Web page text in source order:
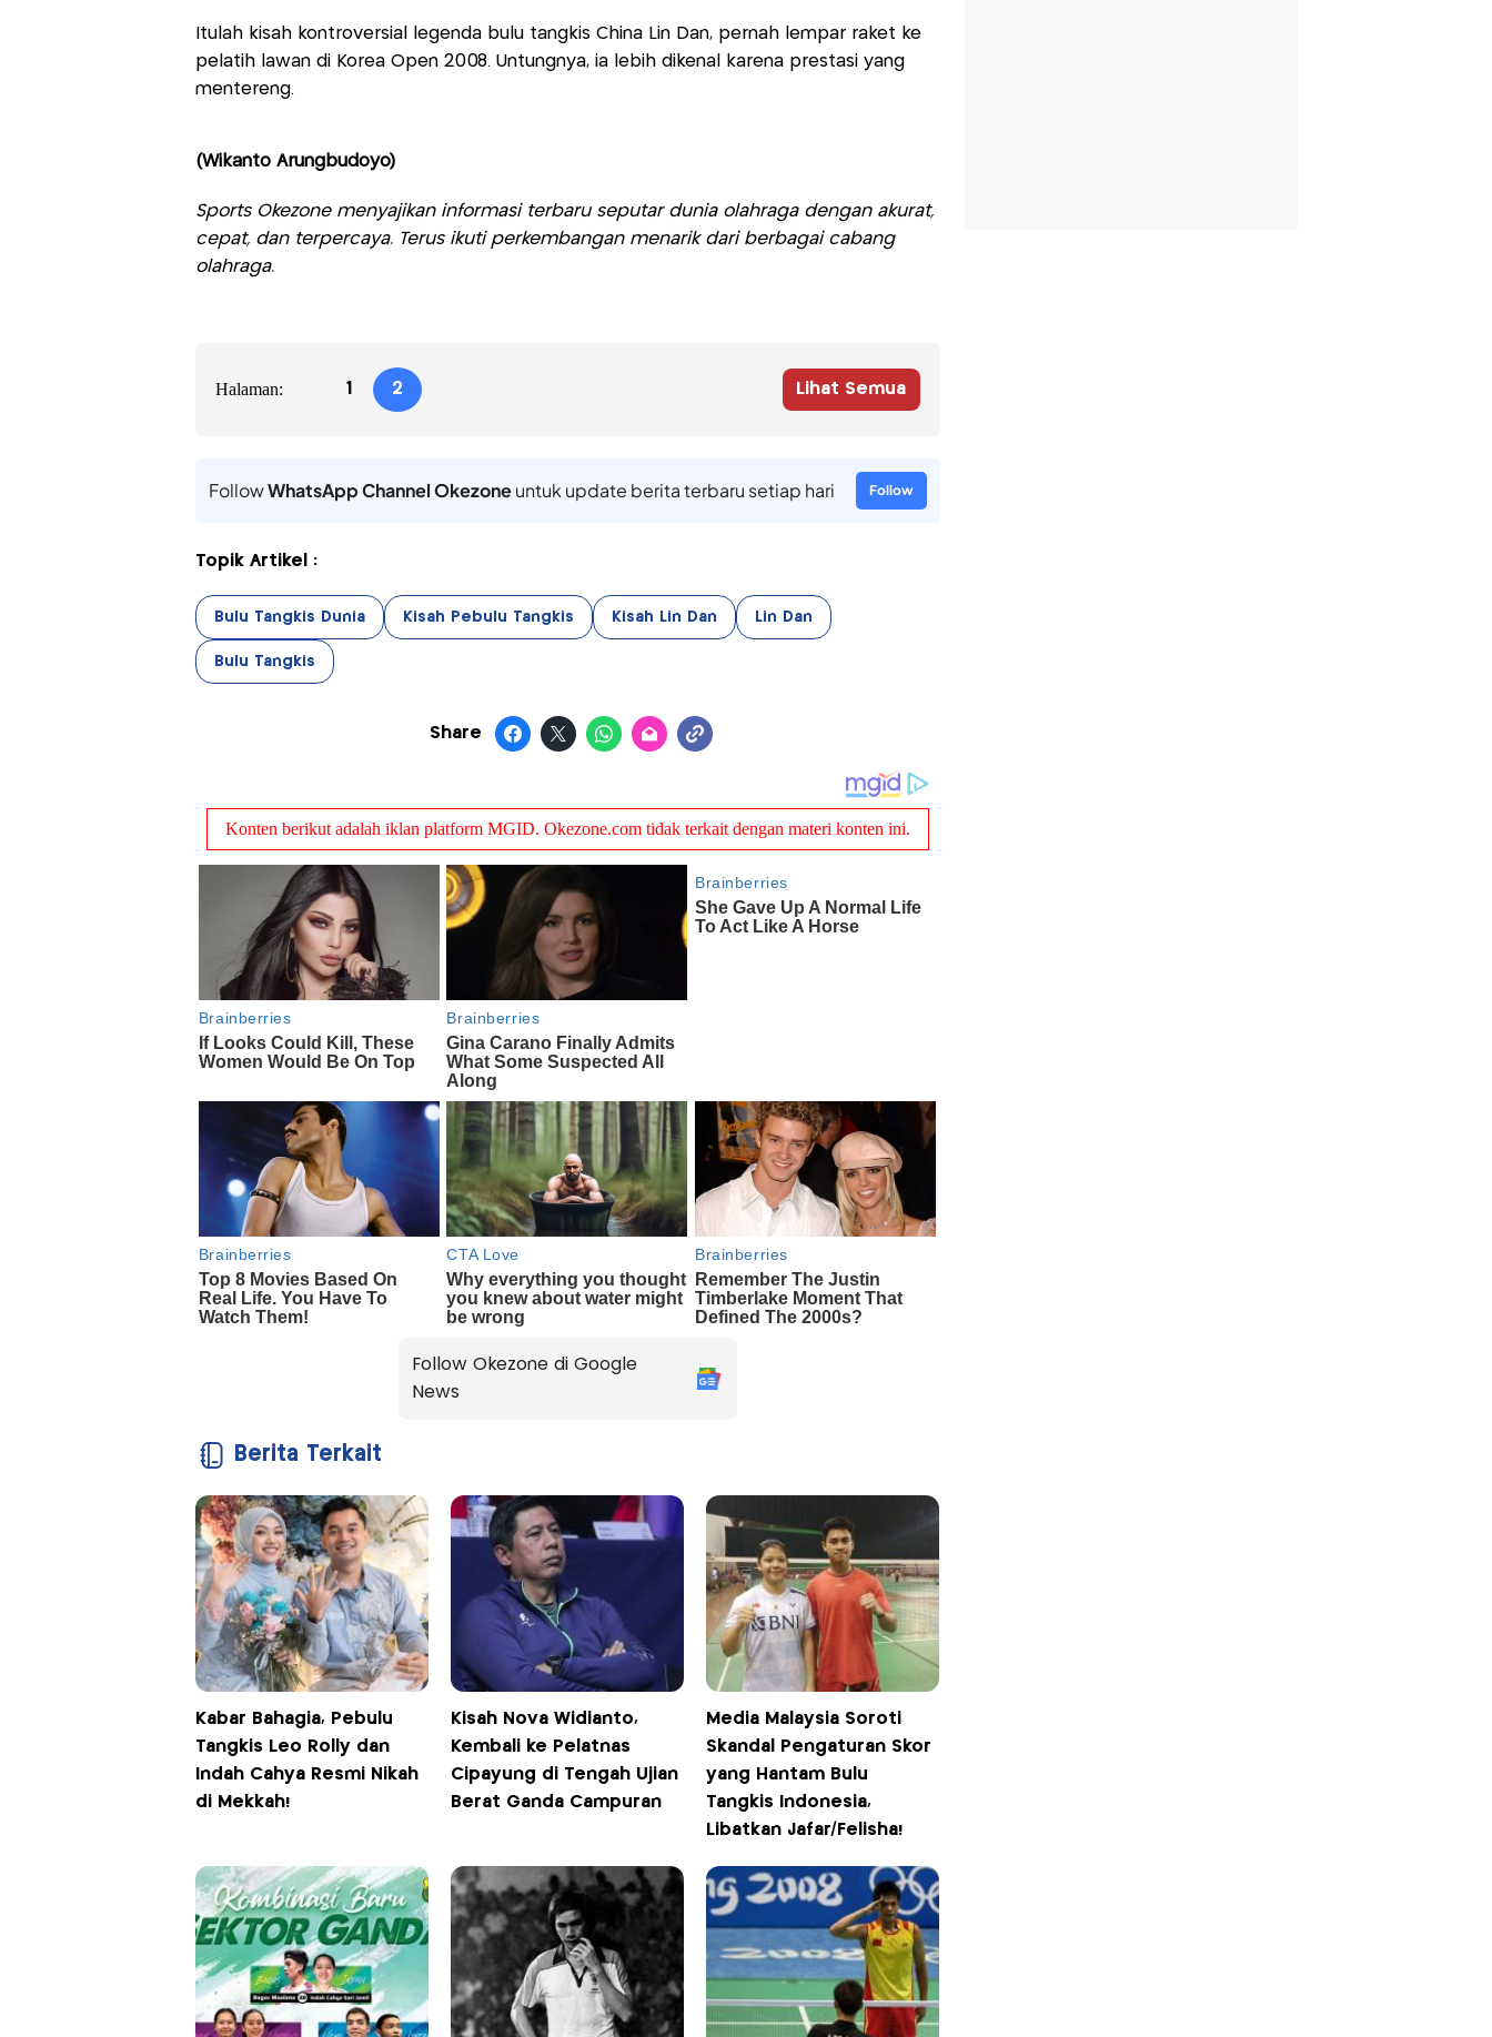
Itulah kisah kontroversial legenda bulu tangkis China Lin Dan, pernah lempar raket ke
pelatih lawan di Korea Open 2008. Untungnya, ia lebih dikenal karena prestasi yang
mentereng.
(Wikanto Arungbudoyo)
Sports Okezone menyajikan informasi terbaru seputar dunia olahraga dengan akurat,
cepat, dan terpercaya. Terus ikuti perkembangan menarik dari berbagai cabang
olahraga.
Halaman: 1 2 Lihat Semua
FollowWhatsApp Channel Okezoneuntuk update berita terbaru setiap hari Follow
Topik Artikel :
Bulu Tangkis Dunia Kisah Pebulu Tangkis Kisah Lin Dan Lin Dan
Bulu Tangkis
Share
Follow Okezone di Google
News
Berita Terkait
Kabar Bahagia, Pebulu
Tangkis Leo Rolly dan
Indah Cahya Resmi Nikah
di Mekkah!
Kisah Nova Widianto,
Kembali ke Pelatnas
Cipayung di Tengah Ujian
Berat Ganda Campuran
Media Malaysia Soroti
Skandal Pengaturan Skor
yang Hantam Bulu
Tangkis Indonesia,
Libatkan Jafar/Felisha!